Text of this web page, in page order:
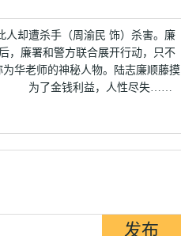
人却遭杀手（周渝民 饰）杀害。廉
，廉署和警方联合展开行动，只不
华老师的神秘人物。陆志廉顺藤摸
。 为了金钱利益，人性尽失……